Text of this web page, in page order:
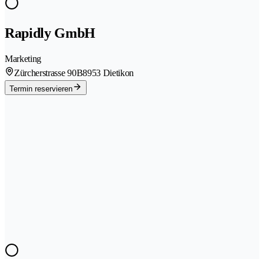
Rapidly GmbH
Marketing
Zürcherstrasse 90B8953 Dietikon
Termin reservieren